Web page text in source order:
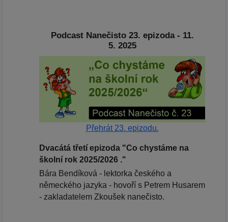
Podcast Nanečisto 23. epizoda - 11.
5. 2025
Přehrát 23. epizodu.
Dvacátá třetí epizoda "Co chystáme na
školní rok 2025/2026 ."
Bára Bendíková - lektorka českého a
německého jazyka - hovoří s Petrem Husarem
- zakladatelem Zkoušek nanečisto.